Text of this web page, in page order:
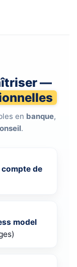
—
en banque,
.
compte de
model